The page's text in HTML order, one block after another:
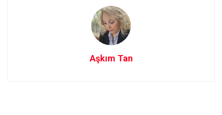
Aşkım Tan